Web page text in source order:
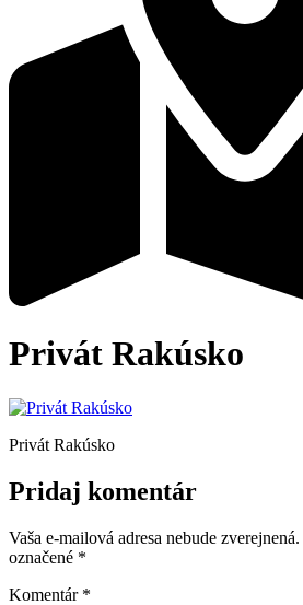
Privát Rakúsko
Privát Rakúsko
Pridaj komentár
Vaša e-mailová adresa nebude zverejnená.
označené *
Komentár *